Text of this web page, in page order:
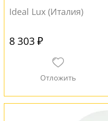
Ideal Lux (Италия)
8 303 ₽